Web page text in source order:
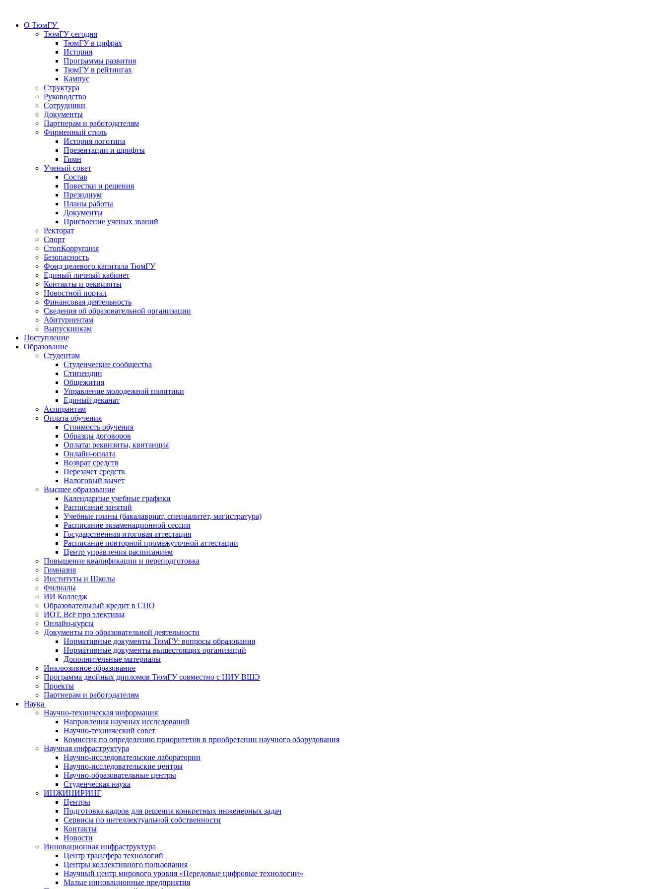
О ТюмГУ
ТюмГУ сегодня
ТюмГУ в цифрах
История
Программы развития
ТюмГУ в рейтингах
Кампус
Структура
Руководство
Сотрудники
Документы
Партнерам и работодателям
Фирменный стиль
История логотипа
Презентации и шрифты
Гимн
Ученый совет
Состав
Повестки и решения
Президиум
Планы работы
Документы
Присвоение ученых званий
Ректорат
Спорт
СтопКоррупция
Безопасность
Фонд целевого капитала ТюмГУ
Единый личный кабинет
Контакты и реквизиты
Новостной портал
Финансовая деятельность
Сведения об образовательной организации
Абитуриентам
Выпускникам
Поступление
Образование
Студентам
Студенческие сообщества
Стипендии
Общежития
Управление молодежной политики
Единый деканат
Аспирантам
Оплата обучения
Стоимость обучения
Образцы договоров
Оплата: реквизиты, квитанция
Онлайн-оплата
Возврат средств
Перезачет средств
Налоговый вычет
Высшее образование
Календарные учебные графики
Расписание занятий
Учебные планы (бакалавриат, специалитет, магистратура)
Расписание экзаменационной сессии
Государственная итоговая аттестация
Расписание повторной промежуточной аттестации
Центр управления расписанием
Повышение квалификации и переподготовка
Гимназия
Институты и Школы
Филиалы
ИИ Колледж
Образовательный кредит в СПО
ИОТ. Всё про элективы
Онлайн-курсы
Документы по образовательной деятельности
Нормативные документы ТюмГУ: вопросы образования
Нормативные документы вышестоящих организаций
Дополнительные материалы
Инклюзивное образование
Программа двойных дипломов ТюмГУ совместно с НИУ ВШЭ
Проекты
Партнерам и работодателям
Наука
Научно-техническая информация
Направления научных исследований
Научно-технический совет
Комиссия по определению приоритетов в приобретении научного оборудования
Научная инфраструктура
Научно-исследовательские лаборатории
Научно-исследовательские центры
Научно-образовательные центры
Студенческая наука
ИНЖИНИРИНГ
Центры
Подготовка кадров для решения конкретных инженерных задач
Сервисы по интеллектуальной собственности
Контакты
Новости
Инновационная инфраструктура
Центр трансфера технологий
Центры коллективного пользования
Научный центр мирового уровня «Передовые цифровые технологии»
Малые инновационные предприятия